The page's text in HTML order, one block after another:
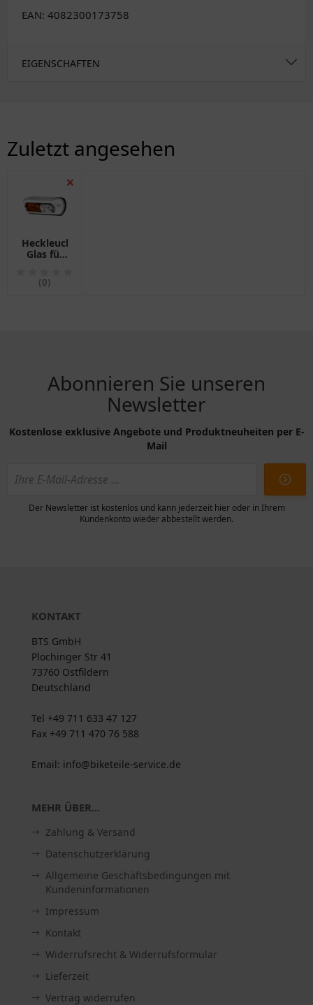
EAN: 4082300173758
EIGENSCHAFTEN
Zuletzt angesehen
❌
Heckleuchte
Glas für
(0)
Abonnieren Sie unseren
Newsletter
Kostenlose exklusive Angebote und Produktneuheiten per E-
Mail
Der Newsletter ist kostenlos und kann jederzeit hier oder in Ihrem
Kundenkonto wieder abbestellt werden.
KONTAKT
BTS GmbH
Plochinger Str 41
73760 Ostfildern
Deutschland
Tel +49 711 633 47 127
Fax +49 711 470 76 588
Email: info@biketeile-service.de
MEHR ÜBER...
Zahlung & Versand
Datenschutzerklärung
Allgemeine Geschäftsbedingungen mit
Kundeninformationen
Impressum
Kontakt
Widerrufsrecht & Widerrufsformular
Lieferzeit
Vertrag widerrufen